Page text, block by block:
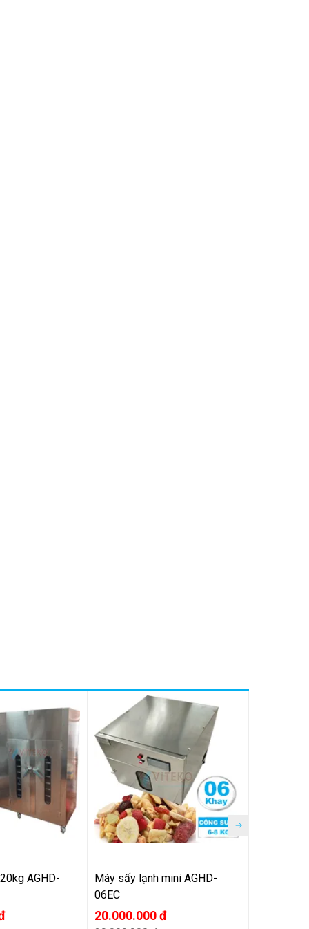
AGHD-
Máy sấy lạnh mini AGHD-
06EC
20.000.000 đ